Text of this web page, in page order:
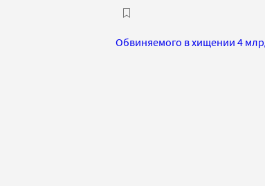
Обвиняемого в хищении 4